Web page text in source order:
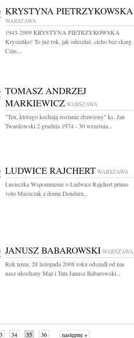
KRYSTYNA PIETRZYKOWSKA
WARSZAWA
1943-2009 KRYSTYNA PIETRZYKOWSKA
Krysieńko! To już rok, jak odeszłaś, cicho bez skarg.
Czas...
TOMASZ ANDRZEJ
MARKIEWICZ WARSZAWA
"Ten, którego kochają zostanie zbawiony" ks. Jan
Twardowski 2 grudnia 1974 - 30 września...
LUDWICE RAJCHERT WARSZAWA
Lusieczka Wspomnienie o Ludwice Rajchert primo
voto Maszczak z domu Dendura...
JANUSZ BABAROWSKI WARSZAWA
Rok temu, 28 listopada 2008 roku odszedł od nas
nasz ukochany Mąż i Tata Janusz Babarowski...
34 35 36 następne »